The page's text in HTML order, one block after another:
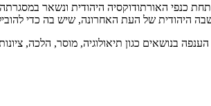
כנפי האורתודוקסיה היהודית ונשאר
היהודית של העת האחרונה, שיש בה כדי
בנושאים כגון תיאולוגיה, מוסר, הלכה,